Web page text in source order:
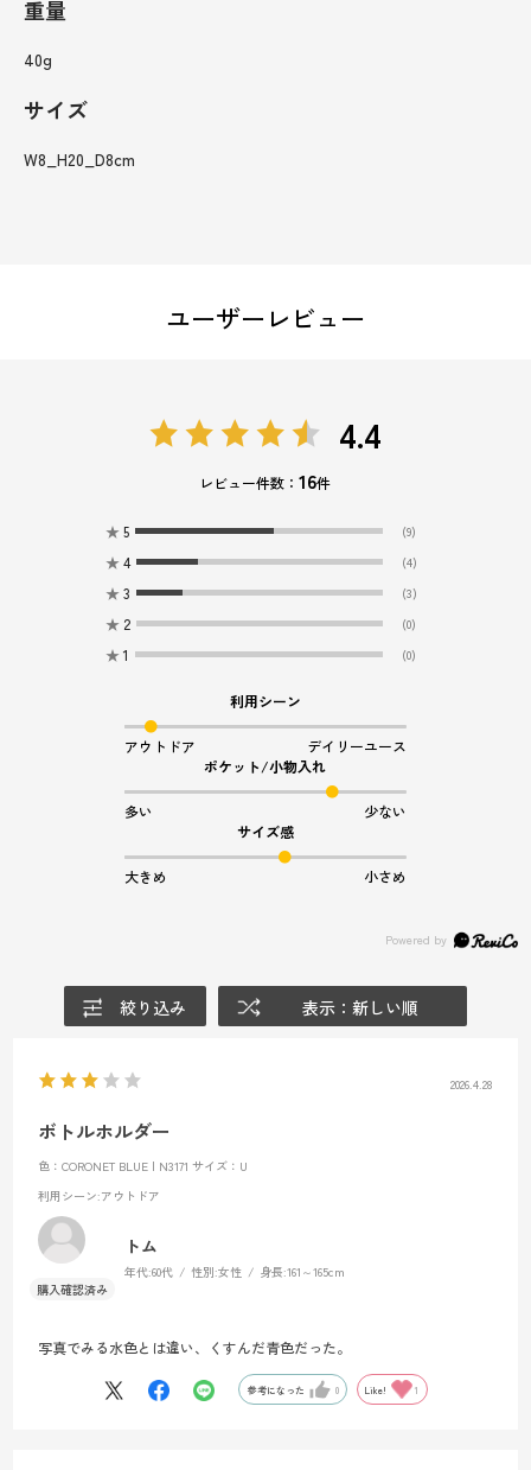
重量
40g
サイズ
W8_H20_D8cm
ユーザーレビュー
4.4
レビュー件数：16件
★ 5 (9)
★ 4 (4)
★ 3 (3)
★ 2 (0)
★ 1 (0)
利用シーン
アウトドア
デイリーユース
ポケット/小物入れ
多い
少ない
サイズ感
大きめ 小さめ
絞り込み 表示：新しい順
2026.4.28
ボトルホルダー
色：CORONET BLUE | N3171 サイズ：U
利用シーン:アウトドア
トム
年代:60代 性別:女性 身長:161～165cm
写真でみる水色とは違い、くすんだ青色だった。
参考になった 0 Like! 1